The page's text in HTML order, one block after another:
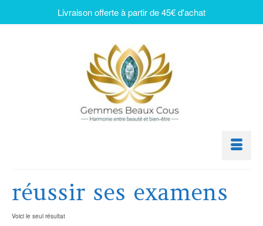
réussir ses examens
Voici le seul résultat
Livraison offerte à partir de 45€ d'achat